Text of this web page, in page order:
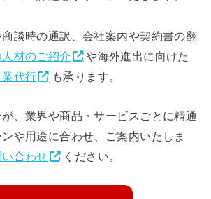
談時の通訳、会社案内や契約書の翻
材のご紹介
や海外進出に向けた
代行
も承ります。
、業界や商品・サービスごとに精通
や用途に合わせ、ご案内いたしま
い合わせ ください。